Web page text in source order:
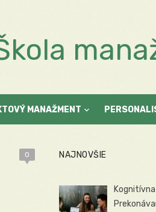
MANAŽMENT
0 NAJNOVŠIE